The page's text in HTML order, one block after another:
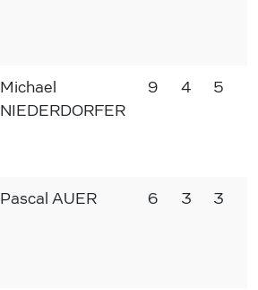
Michael
NIEDERDORFER
9 4 5
Pascal AUER 6 3 3